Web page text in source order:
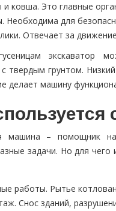
и ковша. Это главные
Необходима для
Отвечает за
экскаватор
с твердым грунтом.
делает машину
машина – помощник на
задачи. Но для чего
работы. Рытье
Снос зданий,